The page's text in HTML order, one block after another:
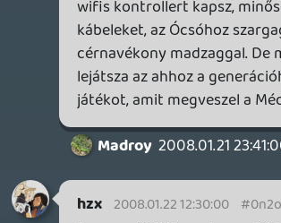
olcsó de jó minőségű nem fog 2 év múlva
tönkremenni, vagy veszel egy aiwa-t ami
olcsó, de lehet 1 év múlva beadja a kulcsot.
Ezekkel a dolgokkal motiválnak arra, hogy
az adott gyártóét vedd meg, de ha lenne
egy ilyen közös konzol akkor mi alapján
döntenéd el, hogy most melyik cégét vedd
meg ? hasraütés szerűen kitalálnánk, hogy
legjobb ? Plusz egy Microsoftnak még
abban is hátránya lenne, hogy bemenne a